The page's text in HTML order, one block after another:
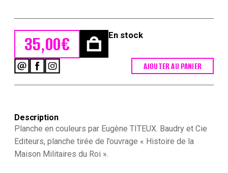
35,00€ En stock
Monsieur
-
1820/1824
-
AJOUTER AU PANIER
Description
Planche en couleurs par Eugène TITEUX. Baudry et Cie
Editeurs, planche tirée de l’ouvrage « Histoire de la
Maison Militaires du Roi ».